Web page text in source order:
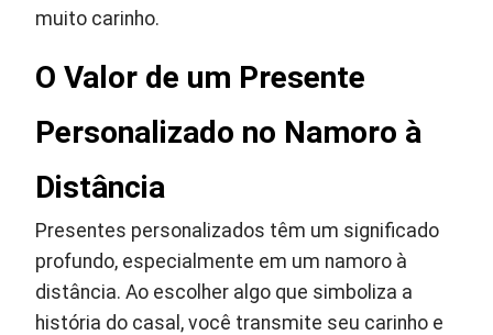
muito carinho.
O Valor de um Presente
Personalizado no Namoro à
Distância
Presentes personalizados têm um significado
profundo, especialmente em um namoro à
distância. Ao escolher algo que simboliza a
história do casal, você transmite seu carinho e